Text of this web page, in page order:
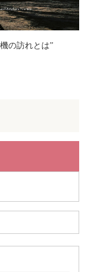
の訪れとは”